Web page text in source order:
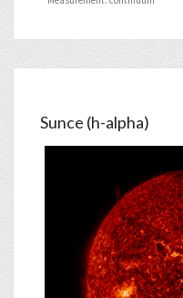
Sunce (h-alpha)